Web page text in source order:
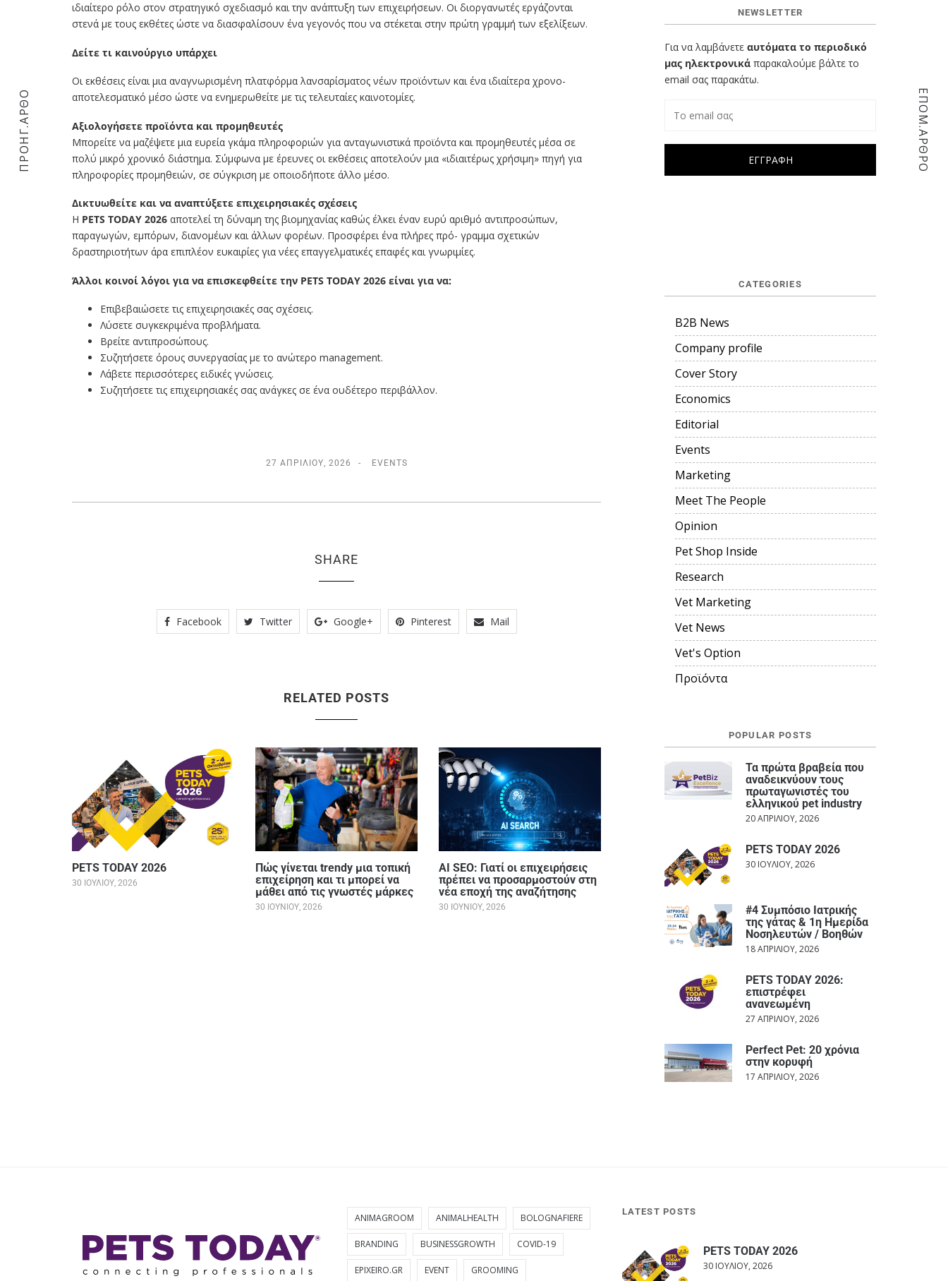
ιδιαίτερο ρόλο στον στρατηγικό σχεδιασμό και την ανάπτυξη των επιχειρήσεων. Οι διοργανωτές εργάζονται
στενά με τους εκθέτες ώστε να διασφαλίσουν ένα γεγονός που να στέκεται στην πρώτη γραμμή των εξελίξεων.
∆είτε τι καινούργιο υπάρχει
Οι εκθέσεις είναι μια αναγνωρισμένη πλατφόρμα λανσαρίσματος νέων προϊόντων και ένα ιδιαίτερα χρονο-
αποτελεσματικό μέσο ώστε να ενημερωθείτε με τις τελευταίες καινοτομίες.
Αξιολογήσετε προϊόντα και προμηθευτές
Μπορείτε να μαζέψετε μια ευρεία γκάμα πληροφοριών για ανταγωνιστικά προϊόντα και προμηθευτές μέσα σε
πολύ μικρό χρονικό διάστημα. Σύμφωνα με έρευνες οι εκθέσεις αποτελούν μια «ιδιαιτέρως χρήσιμη» πηγή για
πληροφορίες προμηθειών, σε σύγκριση με οποιοδήποτε άλλο μέσο.
∆ικτυωθείτε και να αναπτύξετε επιχειρησιακές σχέσεις
H PETS TODAY 2026 αποτελεί τη δύναμη της βιομηχανίας καθώς έλκει έναν ευρύ αριθμό αντιπροσώπων,
παραγωγών, εμπόρων, διανομέων και άλλων φορέων. Προσφέρει ένα πλήρες πρό- γραμμα σχετικών
δραστηριοτήτων άρα επιπλέον ευκαιρίες για νέες επαγγελματικές επαφές και γνωριμίες.
Άλλοι κοινοί λόγοι για να επισκεφθείτε την PETS TODAY 2026 είναι για να:
Επιβεβαιώσετε τις επιχειρησιακές σας σχέσεις.
Λύσετε συγκεκριμένα προβλήματα.
Βρείτε αντιπροσώπους.
Συζητήσετε όρους συνεργασίας με το ανώτερο management.
Λάβετε περισσότερες ειδικές γνώσεις.
Συζητήσετε τις επιχειρησιακές σας ανάγκες σε ένα ουδέτερο περιβάλλον.
27 ΑΠΡΙΛΊΟΥ, 2026 EVENTS
SHARE
Facebook Twitter Google+ Pinterest Mail
ΠΡΟΗΓ.ΑΡΘΟ ΕΠΟΜ.ΑΡΘΡΟ
RELATED POSTS
PETS TODAY 2026
30 ΙΟΥΛΊΟΥ, 2026
Πώς γίνεται trendy μια τοπική
επιχείρηση και τι μπορεί να
μάθει από τις γνωστές μάρκες
30 ΙΟΥΝΊΟΥ, 2026
AI SEO: Γιατί οι επιχειρήσεις
πρέπει να προσαρμοστούν στη
νέα εποχή της αναζήτησης
30 ΙΟΥΝΊΟΥ, 2026
NEWSLETTER
Για να λαμβάνετε αυτόματα το περιοδικό
μας ηλεκτρονικά παρακαλούμε βάλτε το
email σας παρακάτω.
CATEGORIES
B2B News
Company profile
Cover Story
Economics
Editorial
Events
Marketing
Meet The People
Opinion
Pet Shop Inside
Research
Vet Marketing
Vet News
Vet's Option
Προϊόντα
POPULAR POSTS
Τα πρώτα βραβεία που
αναδεικνύουν τους
πρωταγωνιστές του
ελληνικού pet industry
20 ΑΠΡΙΛΊΟΥ, 2026
PETS TODAY 2026
30 ΙΟΥΛΊΟΥ, 2026
#4 Συμπόσιο Ιατρικής
της γάτας & 1η Ημερίδα
Νοσηλευτών / Βοηθών
18 ΑΠΡΙΛΊΟΥ, 2026
PETS TODAY 2026:
επιστρέφει
ανανεωμένη
27 ΑΠΡΙΛΊΟΥ, 2026
Perfect Pet: 20 χρόνια
στην κορυφή
17 ΑΠΡΙΛΊΟΥ, 2026
ANIMAGROOM ANIMALHEALTH BOLOGNAFIERE
BRANDING BUSINESSGROWTH COVID-19
EPIXEIRO.GR EVENT GROOMING
LATEST POSTS
PETS TODAY 2026
30 ΙΟΥΛΊΟΥ, 2026